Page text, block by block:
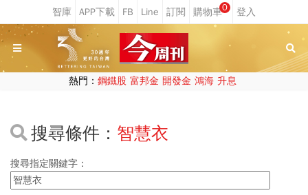
0
熱門： 鋼鐵股 富邦金 開發金 鴻海 升息
搜尋條件： 智慧衣
搜尋指定關鍵字：